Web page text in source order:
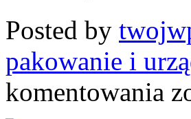
Posted by
pakowanie i
komentowania